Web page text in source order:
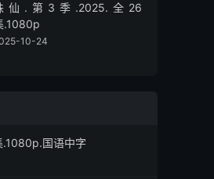
仙.第3季.2025.全26
.1080p
10-24
国语中字